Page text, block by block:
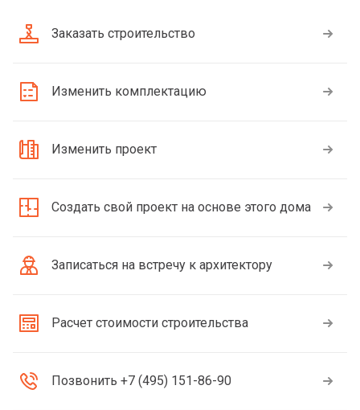
Заказать строительство
Изменить комплектацию
Изменить проект
Создать свой проект на основе этого дома
Записаться на встречу к архитектору
Расчет стоимости строительства
Позвонить +7 (495) 151-86-90